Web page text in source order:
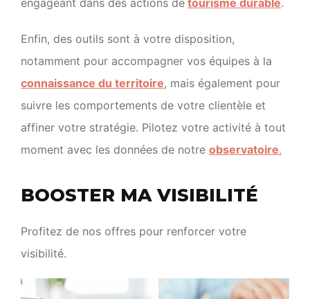
engageant dans des actions de tourisme durable.
Enfin, des outils sont à votre disposition,
notamment pour accompagner vos équipes à la
connaissance du territoire, mais également pour
suivre les comportements de votre clientèle et
affiner votre stratégie. Pilotez votre activité à tout
moment avec les données de notre observatoire.
BOOSTER MA VISIBILITÉ
Profitez de nos offres pour renforcer votre
visibilité.